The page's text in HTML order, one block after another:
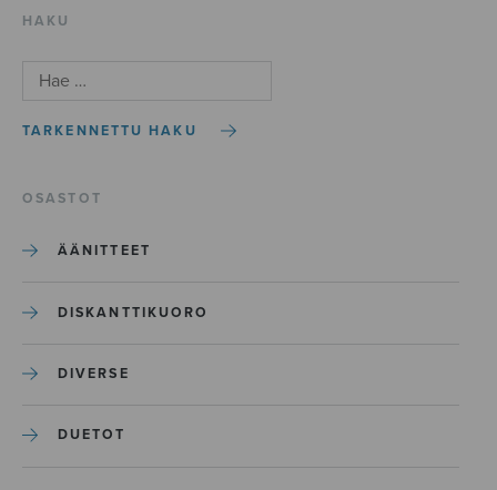
HAKU
TARKENNETTU HAKU
OSASTOT
ÄÄNITTEET
DISKANTTIKUORO
DIVERSE
DUETOT